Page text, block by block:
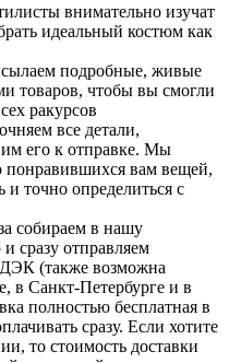
внимательно изучат
идеальный костюм как
подробные, живые
товаров, чтобы вы смогли
ракурсов
все детали,
его к отправке. Мы
понравившихся вам вещей,
точно определиться с
собираем в нашу
сразу отправляем
(также возможна
в Санкт-Петербурге и в
полностью бесплатная в
сразу. Если хотите
то стоимость доставки